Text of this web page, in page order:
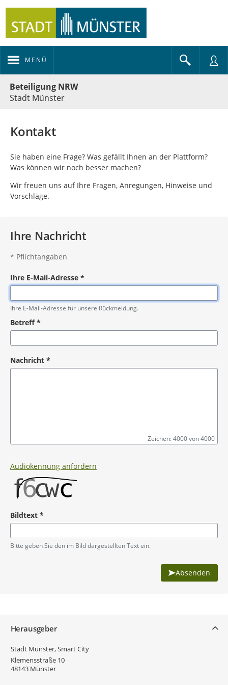
MENÜ
Beteiligung NRW
Stadt Münster
Kontakt
Sie haben eine Frage? Was gefällt Ihnen an der Plattform?
Was können wir noch besser machen?
Wir freuen uns auf Ihre Fragen, Anregungen, Hinweise und
Vorschläge.
Ihre Nachricht
* Pflichtangaben
Ihre E-Mail-Adresse *
Pflichtangabe
Ihre E-Mail-Adresse für unsere Rückmeldung.
Betreff*
Nachricht *
Zeichen: 4000 von 4000
Audiokennung anfordern
Bildtext *
Pflichtangabe
Bitte geben Sie den im Bild dargestellten Text ein.
Absenden
Herausgeber
Stadt Münster, Smart City
Klemensstraße 10
48143 Münster